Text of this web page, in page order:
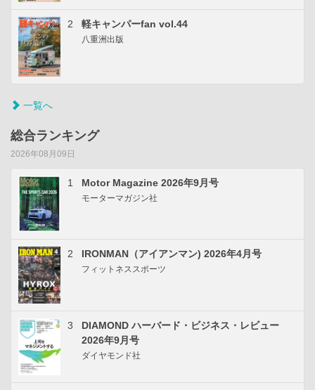
2 軽キャンパーfan vol.44
八重洲出版
一覧へ
総合ランキング
2026年08月09日
1 Motor Magazine 2026年9月号
モーターマガジン社
2 IRONMAN（アイアンマン) 2026年4月号
フィットネススポーツ
3
DIAMOND ハーバード・ビジネス・レビュー
2026年9月号
ダイヤモンド社